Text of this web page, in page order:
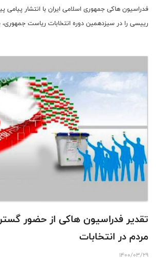
فدراسیون ‌ها‌کی جمهوری اسلامی ایران با انتشار پیا‌می
رییسی را در سیزدهمین دوره انتخابات ریاست
تقدیر فدراسیون ها‌کی از حضور
مردم در انتخا‌بات
1400/03/29